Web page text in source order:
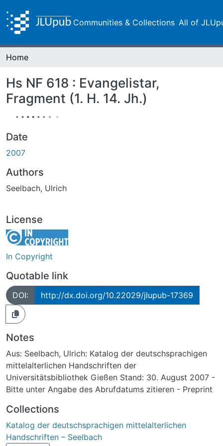
Communities & Collections All of
Home
Hs NF 618 : Evangelistar,
Fragment (1. H. 14. Jh.)
Date
2007
Authors
Seelbach, Ulrich
License
In Copyright
Quotable link
DOI: http://dx.doi.org/10.22029/jlupub-17369
Notes
Aus: Seelbach, Ulrich: Katalog der deutschsprachigen
mittelalterlichen Handschriften der
Universitätsbibliothek Gießen Stand: 30. August 2007 -
Bitte unter Angabe des Abrufdatums zitieren - Preprint
Collections
Katalog der deutschsprachigen mittelalterlichen
Handschriften – Seelbach